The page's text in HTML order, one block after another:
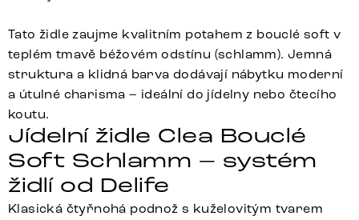
Tato židle zaujme kvalitním potahem z bouclé soft v
teplém tmavě béžovém odstínu (schlamm). Jemná
struktura a klidná barva dodávají nábytku moderní
a útulné charisma – ideální do jídelny nebo čtecího
koutu.
Jídelní židle Clea Bouclé
Soft Schlamm – systém
židlí od Delife
Klasická čtyřnohá podnož s kuželovitým tvarem